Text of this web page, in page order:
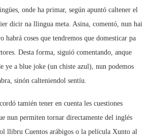
onde ha primar, según apuntó caltener el
dicir na llingua meta. Asina, comentó, nun hai
habrá coses que tendremos que domesticar pa
Desta forma, siguió comentando, anque
ye a blue joke (un chiste azul), nun podemos
sinón calteniendol sentíu.
tamién tener en cuenta les cuestiones
nun permiten tornar directamente del inglés
llibru Cuentos arábigos o la película Xunto al